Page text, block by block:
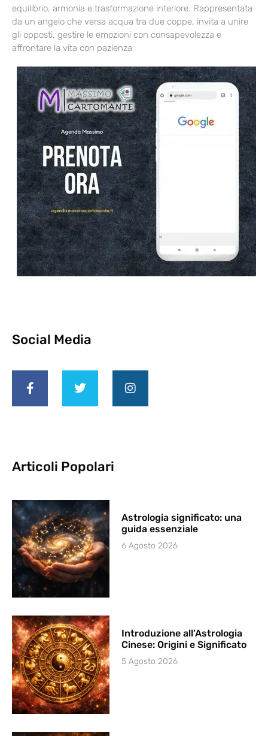
equilibrio, armonia e trasformazione interiore. Rappresentata
da un angelo che versa acqua tra due coppe, invita a unire
gli opposti, gestire le emozioni con consapevolezza e
affrontare la vita con pazienza
Social Media
Articoli Popolari
Astrologia significato: una
guida essenziale
6 Agosto 2026
Introduzione all’Astrologia
Cinese: Origini e Significato
5 Agosto 2026